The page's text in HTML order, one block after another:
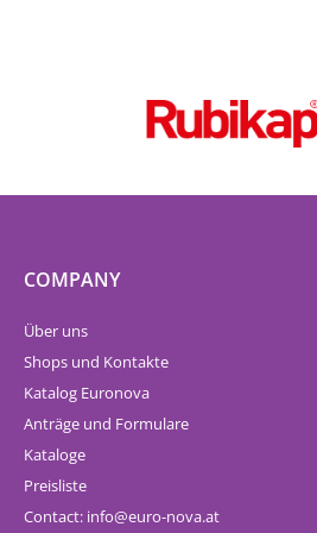
COMPANY
Über uns
Shops und Kontakte
Katalog Euronova
Anträge und Formulare
Kataloge
Preisliste
Contact: info euro-nova.at